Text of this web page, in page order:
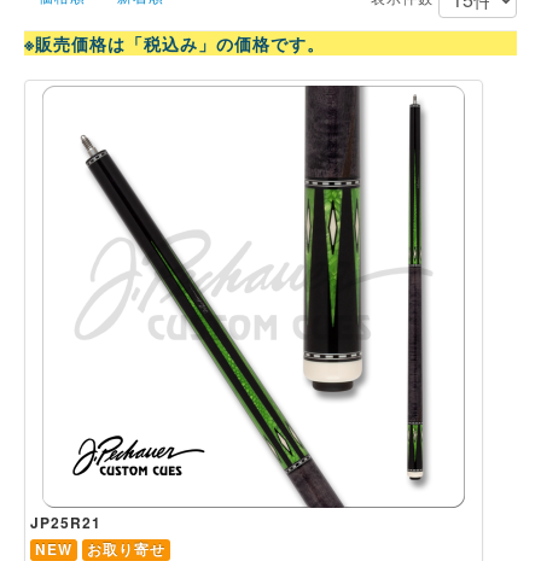
※販売価格は「税込み」の価格です。
JP25R21
NEW
お取り寄せ